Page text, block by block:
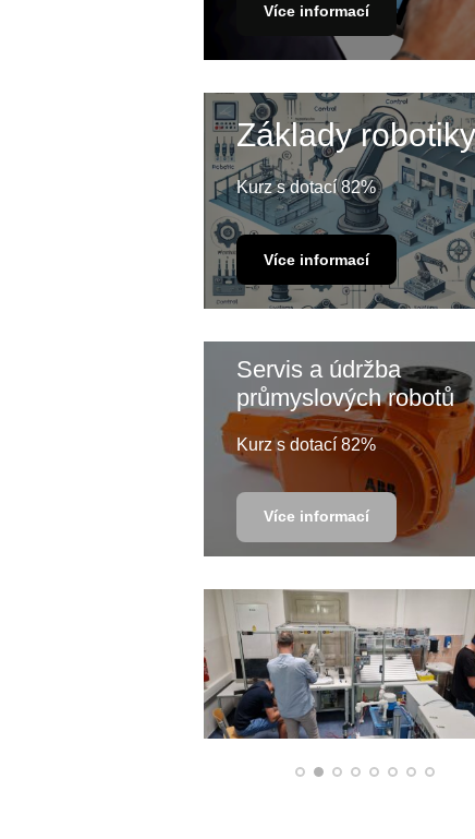
Více informací
Základy robotiky
Kurz s dotací 82%
Více informací
Servis a údržba
průmyslových robotů
Kurz s dotací 82%
Více informací